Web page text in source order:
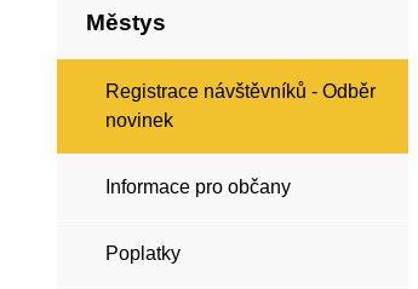
Městys
Registrace návštěvníků - Odběr
novinek
Informace pro občany
Poplatky